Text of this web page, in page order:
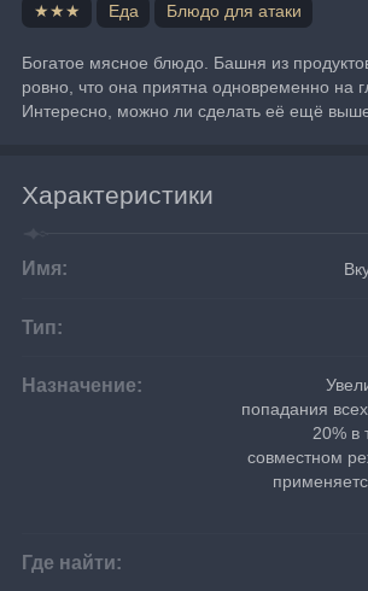
★★★ Еда Блюдо для атаки
Богатое мясное блюдо. Башня из
ровно, что она приятна одновременно на
Интересно, можно ли сделать её ещё
Характеристики
Имя:
Тип:
Назначение:
попадания
20% в
совместном
Где найти: